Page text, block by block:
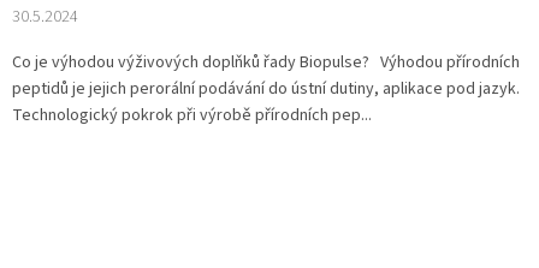
30.5.2024
Co je výhodou výživových doplňků řady Biopulse? Výhodou přírodních
peptidů je jejich perorální podávání do ústní dutiny, aplikace pod jazyk.
Technologický pokrok při výrobě přírodních pep...